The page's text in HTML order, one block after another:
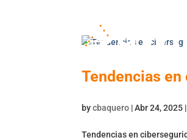
Tendencias
bycbaquero |Abr 24, 2025
Tendencias en